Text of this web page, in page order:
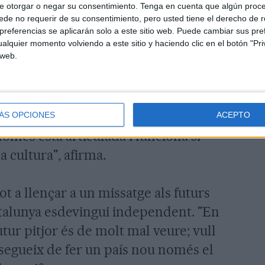
otorgar o negar su consentimiento. Tenga en cuenta que algún
no requerir de su consentimiento, pero usted tiene el derecho de
se aplicarán solo a este sitio web. Puede cambiar sus
momento volviendo a este sitio y haciendo clic en el botón
OPCIONES ACEPTO
moment que travessa el món de la
"menystinguda i menyspreada"
dreta perquè la veuen com una
des de l'esquerra, perquè la
de luxe". Per això, el director
s'ha d'entendre com un dels
que s'ha d'equiparar a la sanitat o
està articulada i funciona si
cultura", afirma.
a llençar a un missatge als futurs
esdevingui independent. "En
pitjor és de molt mal veure; vull
de fer un país nou només el